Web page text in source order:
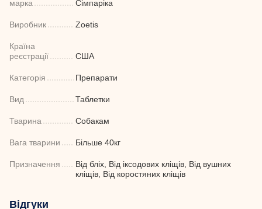
марка
Сімпаріка
Виробник Zoetis
Країна
реєстрації
США
Категорія Препарати
Вид Таблетки
Тварина Собакам
Вага тварини Більше 40кг
Призначення
Від бліх, Від іксодових кліщів, Від вушних
кліщів, Від коростяних кліщів
Відгуки